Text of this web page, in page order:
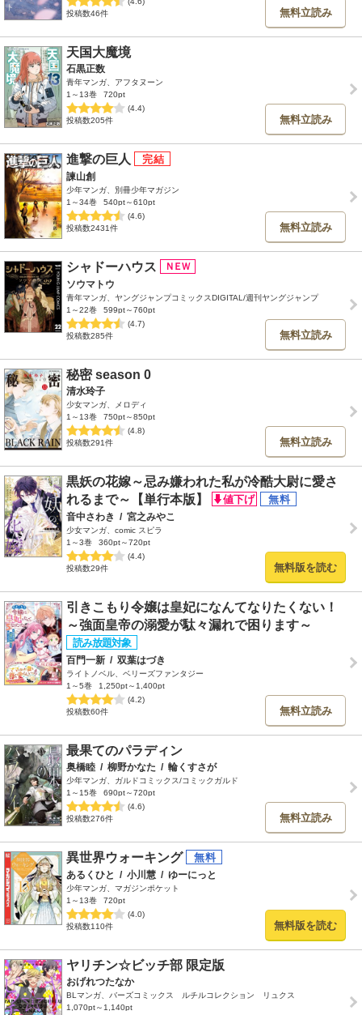
投稿数46件
無料立読み
天国大魔境
石黒正数
青年マンガ、アフタヌーン
1～13巻
720pt
(4.4)
投稿数205件
無料立読み
進撃の巨人
諫山創
少年マンガ、別冊少年マガジン
1～34巻
540pt～610pt
(4.6)
投稿数2431件
無料立読み
シャドーハウス
ソウマトウ
青年マンガ、ヤングジャンプコミックスDIGITAL/週刊ヤングジャンプ
1～22巻
599pt～760pt
(4.7)
投稿数285件
無料立読み
秘密 season 0
清水玲子
少女マンガ、メロディ
1～13巻
750pt～850pt
(4.8)
投稿数291件
無料立読み
黒妖の花嫁～忌み嫌われた私が冷酷大尉に愛さ
れるまで～【単行本版】
音中さわき / 宮之みやこ
少女マンガ、comic スピラ
1～3巻
360pt～720pt
(4.4)
投稿数29件
無料版を読む
引きこもり令嬢は皇妃になんてなりたくない！
～強面皇帝の溺愛が駄々漏れで困ります～
百門一新 / 双葉はづき
ライトノベル、ベリーズファンタジー
1～5巻
1,250pt～1,400pt
(4.2)
投稿数60件
無料立読み
最果てのパラディン
奥橋睦 / 柳野かなた / 輪くすさが
少年マンガ、ガルドコミックス/コミックガルド
1～15巻
690pt～720pt
(4.6)
投稿数276件
無料立読み
異世界ウォーキング
あるくひと / 小川慧 / ゆーにっと
少年マンガ、マガジンポケット
1～13巻
720pt
(4.0)
投稿数110件
無料版を読む
ヤリチン☆ビッチ部 限定版
おげれつたなか
BLマンガ、バーズコミックス ルチルコレクション リュクス
1,070pt～1,140pt